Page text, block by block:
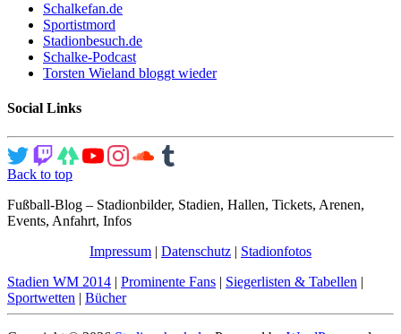
Schalkefan.de
Sportistmord
Stadionbesuch.de
Schalke-Podcast
Torsten Wieland bloggt wieder
Social Links
Back to top
Fußball-Blog – Stadionbilder, Stadien, Hallen, Tickets, Arenen,
Events, Anfahrt, Infos
Impressum | Datenschutz | Stadionfotos
Stadien WM 2014 | Prominente Fans | Siegerlisten & Tabellen |
Sportwetten | Bücher